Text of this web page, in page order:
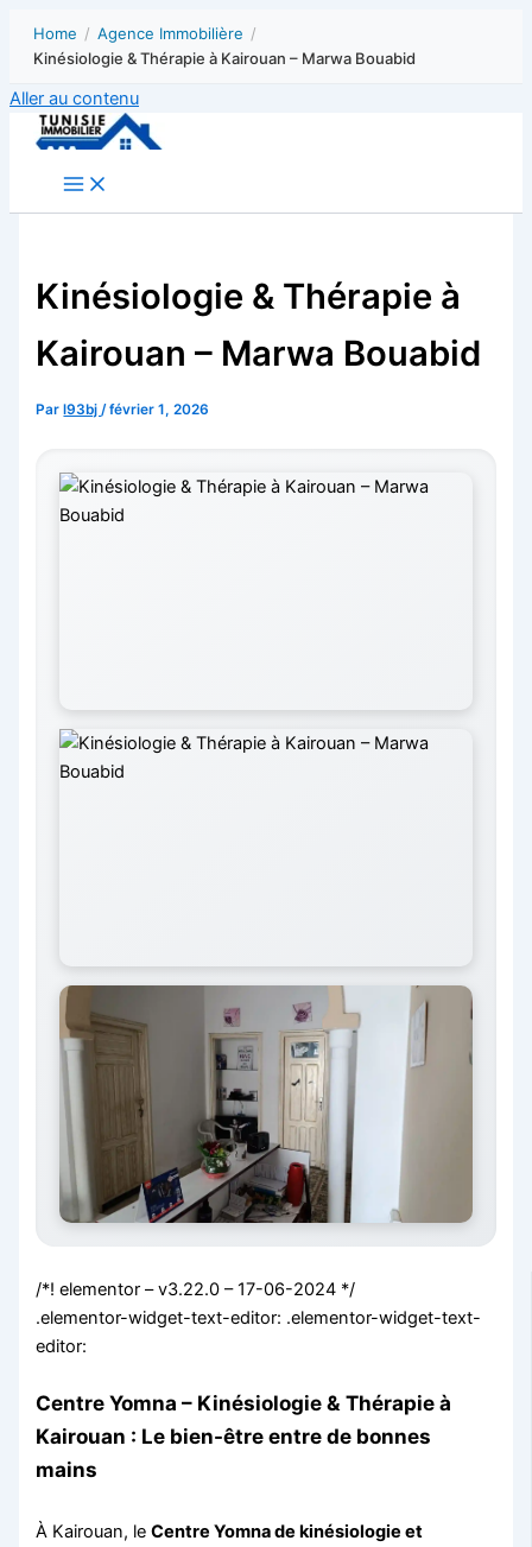
Home / Agence Immobilière /
Kinésiologie & Thérapie à Kairouan – Marwa Bouabid
Aller au contenu
Kinésiologie & Thérapie à
Kairouan – Marwa Bouabid
Par l93bj/février 1, 2026
/*! elementor – v3.22.0 – 17-06-2024 */
.elementor-widget-text-editor: .elementor-widget-text-
editor:
Centre Yomna – Kinésiologie & Thérapie à
Kairouan : Le bien-être entre de bonnes
mains
À Kairouan, leCentre Yomna de kinésiologie et